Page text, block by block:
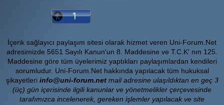
İçerik sağlayıcı paylaşım sitesi olarak hizmet veren Uni-Forum.Net
adresimizde 5651 Sayılı Kanun'un 8. Maddesine ve T.C.K' nın 125.
Maddesine göre tüm üyelerimiz yaptıkları paylaşımlardan kendileri
sorumludur. Uni-Forum.Net hakkında yapılacak tüm hukuksal
şikayetleri info@uni-forum.netmail adresine ulaşıldıktan en geç 3
(üç) gün içerisinde ilgili kanunlar ve yönetmelikler çerçevesinde
tarafımızca incelenerek, gereken işlemler yapılacak ve site